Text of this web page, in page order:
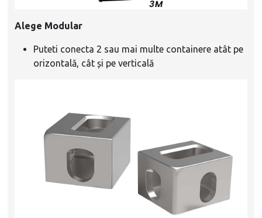
Alege Modular
Puteti conecta 2 sau mai multe containere atât pe
orizontală, cât și pe verticală